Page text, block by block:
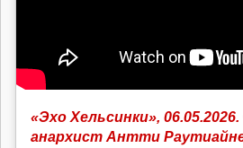
«Эхо Хельсинки»,
анархист Антти